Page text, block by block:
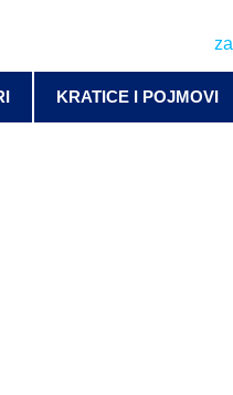
KRATICE I POJMOVI